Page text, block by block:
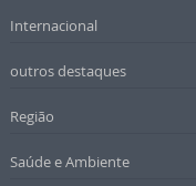
Internacional
outros destaques
Região
Saúde e Ambiente